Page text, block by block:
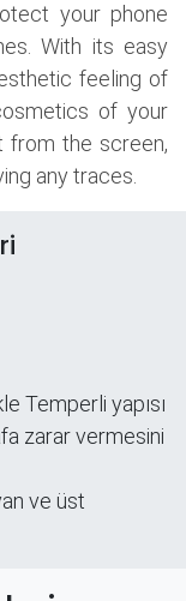
your phone
With its easy
feeling of
of your
from the screen,
any traces.
Temperli yapısı
zarar vermesini
ve üst